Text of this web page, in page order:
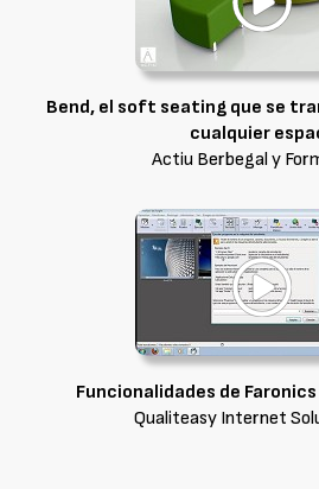
Bend, el soft seating que se
cualquier
Actiu Berbegal y
Funcionalidades de
Qualiteasy Internet